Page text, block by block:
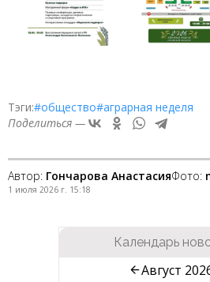
Тэги:#общество#аграрная неделя
Поделиться —
Автор: Гончарова АнастасияФото:
1 июля 2026 г. 15:18
Календарь
Август